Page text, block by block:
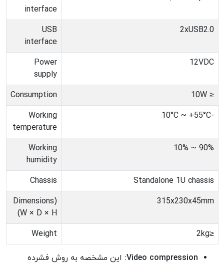
interface
2xUSB2.0
USB
interface
12VDC
Power
supply
≤ 10W
Consumption
-10°C ~ +55°C
Working
temperature
90% ~ 10%
Working
humidity
Standalone 1U chassis
Chassis
315x230x45mm
(Dimensions
(W × D × H
≤2kg
Weight
Video compression: این مشخصه به روش فشرده